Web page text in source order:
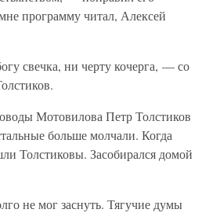
программу читал, Алексей
свечка, ни черту кочерга, — со
Мотовилова Петр Толстиков
больше молчали. Когда
Толстиковы. Засобирался домой
не мог заснуть. Тягучие думы